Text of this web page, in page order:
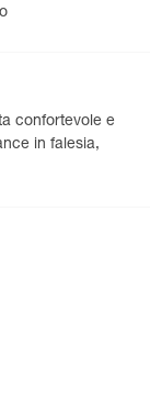
confortevole e
in falesia,